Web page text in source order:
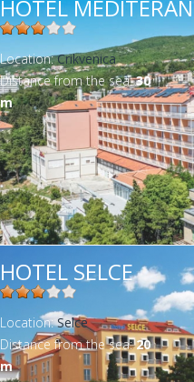
HOTEL MEDITERAN
Location:Crikvenica
Distance from the sea:30
m
HOTEL SELCE
Location:Selce
Distance from the sea:20
m